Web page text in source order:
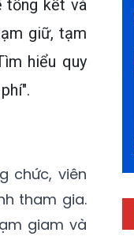
tổng kết và
giữ, tạm
hiểu quy
chức, viên
tham gia.
giam và